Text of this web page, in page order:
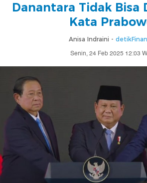
Danantara Tidak Bisa
Kata
Anisa Indraini -
Senin, 24 Feb 2025 12:03